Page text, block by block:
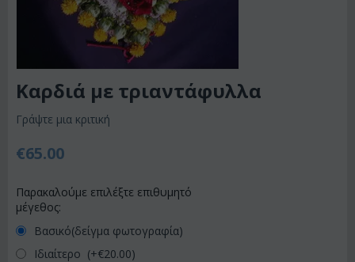
Καρδιά με τριαντάφυλλα
Γράψτε μια κριτική
€65.00
Παρακαλούμε επιλέξτε επιθυμητό
μέγεθος:
Βασικό(δείγμα φωτογραφία)
Ιδιαίτερο (+€20.00)